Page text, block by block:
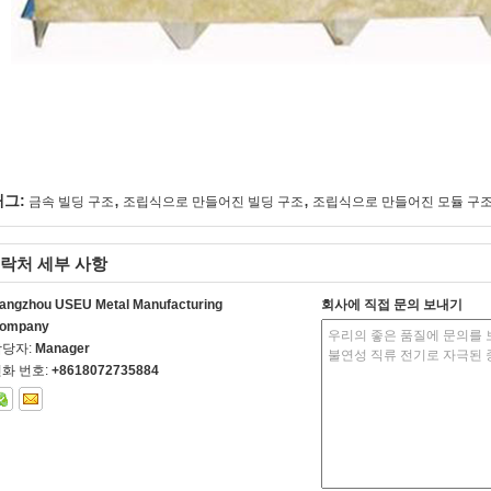
그: 금속 빌딩 구조, 조립식으로 만들어진 빌딩 구조, 조립식으로 만들어진 모듈 구
처 세부 사항
USEU Metal Manufacturing
당자: Manager
화 번호: +8618072735884
회사에 직접 문의 보내기